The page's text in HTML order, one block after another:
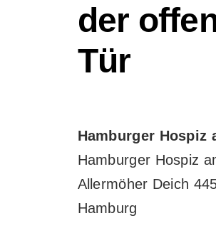
der
Tür
Hamburger Hospiz
Hamburger Hospiz
Allermöher Deich
Hamburg